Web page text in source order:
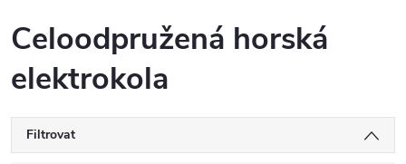
Celoodpružená horská
elektrokola
Filtrovat